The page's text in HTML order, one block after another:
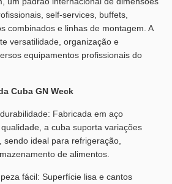
self-services, buffets,
combinados e linhas de montagem. A
versatilidade, organização e
equipamentos profissionais do
Cuba GN Weck
Fabricada em aço
a cuba suporta variações
sendo ideal para refrigeração,
de alimentos.
fácil: Superfície lisa e cantos